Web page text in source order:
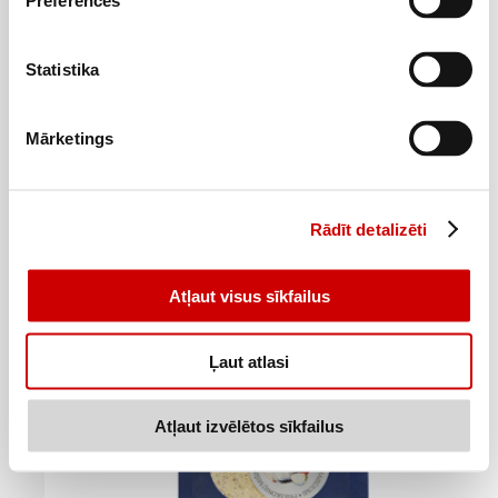
Statistika
Mārketings
Rādīt detalizēti
Atļaut visus sīkfailus
Ļaut atlasi
Atļaut izvēlētos sīkfailus
Garšvielas maltai gaļai SANTA MARIA Itāļu gaumē 32g
17,19€/kg